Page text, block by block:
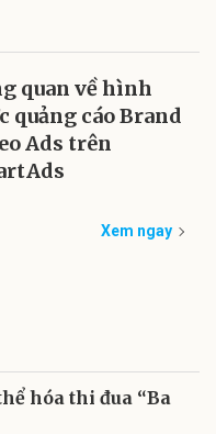
quan về hình
quảng cáo Brand
Ads trên
Xem ngay
hóa thi đua “Ba